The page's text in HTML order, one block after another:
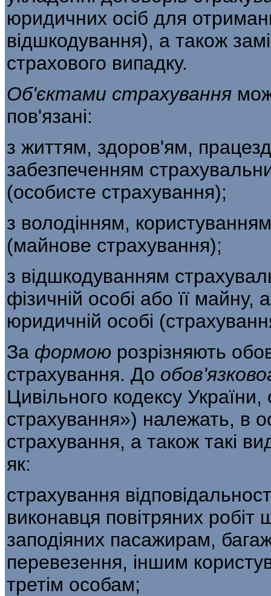
юридичних осіб для
відшкодування), а також
страхового випадку.
Об'єктами страхування
пов'язані:
з життям, здоров'ям,
забезпеченням
(особисте страхування);
з володінням,
(майнове страхування);
з відшкодуванням
фізичній особі або її майну,
юридичній особі
За формою розрізняють
страхування. До
Цивільного кодексу
страхування») належать, в
страхування, а також такі
як:
страхування
виконавця повітряних робіт
заподіяних пасажирам,
перевезення, іншим
третім особам;